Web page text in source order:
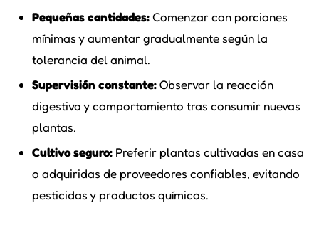
Pequeñas cantidades:Comenzar con porciones
mínimas y aumentar gradualmente según la
tolerancia del animal.
Supervisión constante:Observar la reacción
digestiva y comportamiento tras consumir nuevas
plantas.
Cultivo seguro: Preferir plantas cultivadas en casa
o adquiridas de proveedores confiables, evitando
pesticidas y productos químicos.